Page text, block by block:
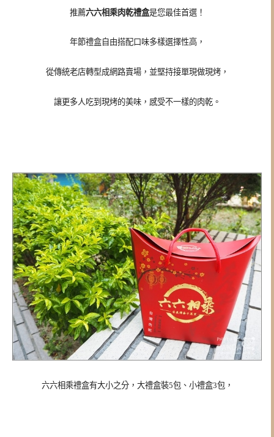
推薦六六相乘肉乾禮盒是您最佳首選！
年節禮盒自由搭配口味多樣選擇性高，
從傳統老店轉型成網路賣場，並堅持接單現做現烤，
讓更多人吃到現烤的美味，感受不一樣的肉乾。
六六相乘禮盒有大小之分， 大禮盒裝5包、小禮盒3包，